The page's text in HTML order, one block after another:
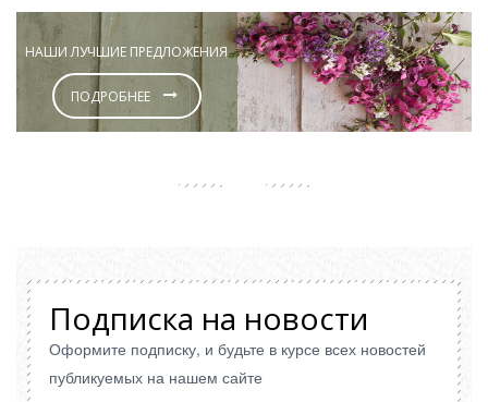
НАШИ ЛУЧШИЕ ПРЕДЛОЖЕНИЯ
ПОДРОБНЕЕ
Подписка на новости
Оформите подписку, и будьте в курсе всех новостей
публикуемых на нашем сайте